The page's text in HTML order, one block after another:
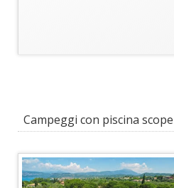
Campeggi con piscina